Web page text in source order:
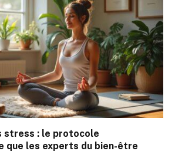
stress : le protocole
que les experts du bien-être